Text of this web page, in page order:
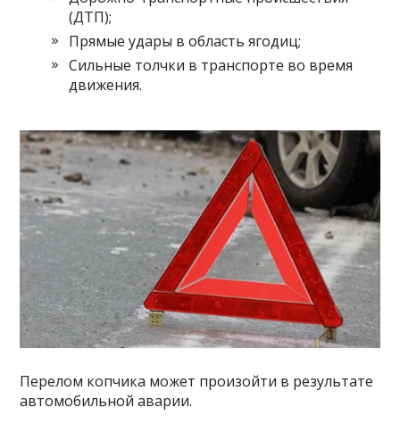
(ДТП);
Прямые удары в область ягодиц;
Сильные толчки в транспорте во время
движения.
Перелом копчика может произойти в результате
автомобильной аварии.